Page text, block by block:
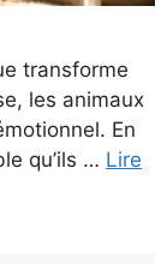
transforme
les animaux
En
qu’ils … Lire